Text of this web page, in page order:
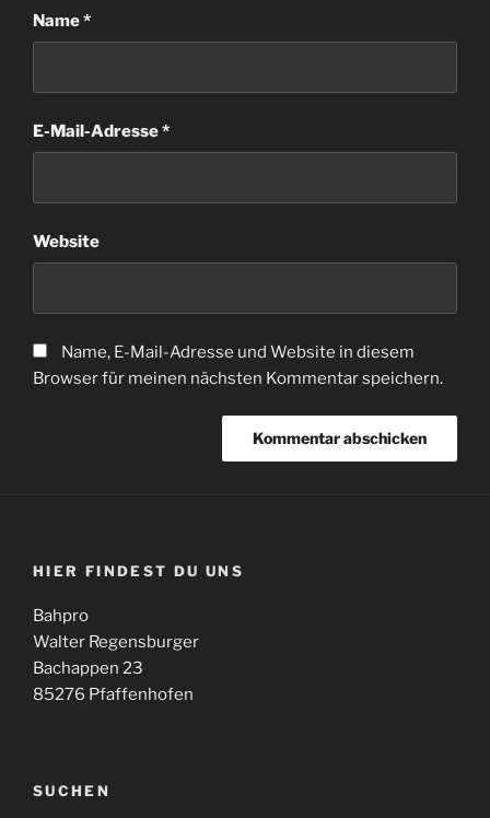
Name*
E-Mail-Adresse*
Website
Name, E-Mail-Adresse und Website in diesem
Browser für meinen nächsten Kommentar speichern.
HIER FINDEST DU UNS
Bahpro
Walter Regensburger
Bachappen 23
85276 Pfaffenhofen
SUCHEN